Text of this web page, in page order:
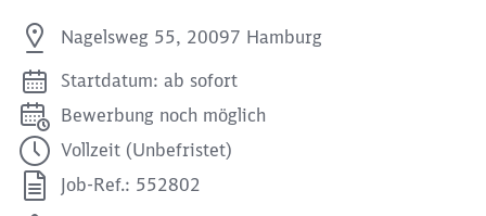
Nagelsweg 55, 20097 Hamburg
Startdatum: ab sofort
Bewerbung noch möglich
Vollzeit (Unbefristet)
Job-Ref.: 552802